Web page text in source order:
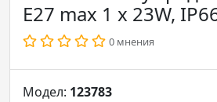
E27 max 1 x 23W,
0 мнения
Модел: 123783